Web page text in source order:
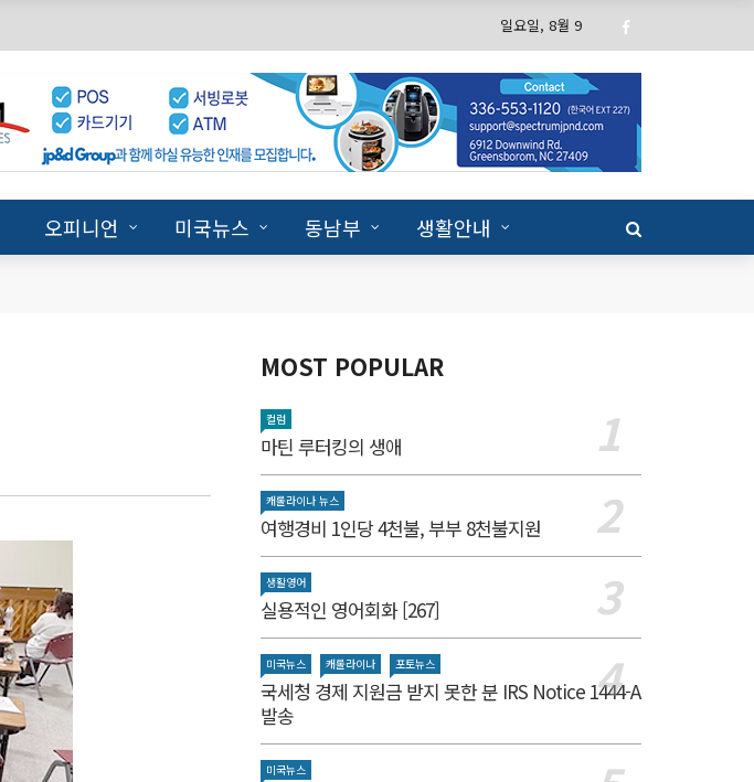
일요일, 8월 9
오피니언 미국뉴스 동남부 생활안내
MOST POPULAR
컬럼
마틴 루터킹의 생애
캐롤라이나 뉴스
여행경비 1인당 4천불, 부부 8천불지원
생활영어
실용적인 영어회화 [267]
미국뉴스 캐롤라이나 포토뉴스
국세청 경제 지원금 받지 못한 분 IRS Notice 1444-A
발송
미국뉴스